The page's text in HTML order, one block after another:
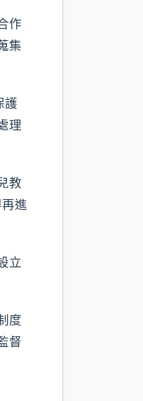
作
集
護
理
教
進
立
度
督